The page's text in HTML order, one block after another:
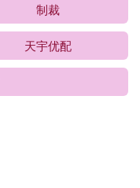
制裁
天宇优配